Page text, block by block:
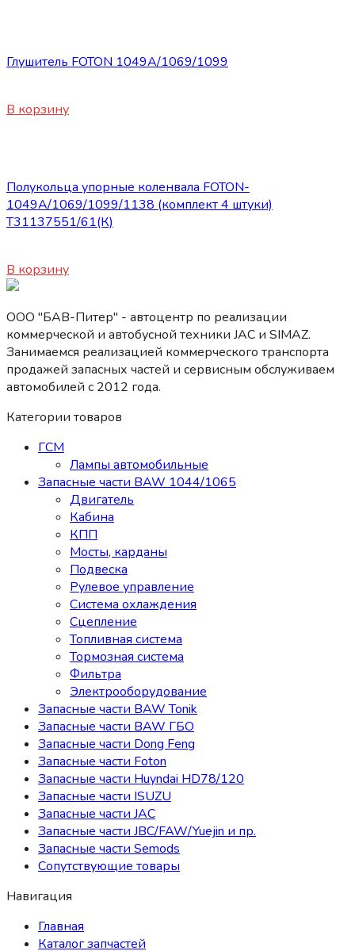
Глушитель FOTON 1049A/1069/1099
В корзину
Полукольца упорные коленвала FOTON-
1049А/1069/1099/1138 (комплект 4 штуки)
Т31137551/61(К)
В корзину
ООО "БАВ-Питер" - автоцентр по реализации
коммерческой и автобусной техники JAC и SIMAZ.
Занимаемся реализацией коммерческого транспорта
продажей запасных частей и сервисным обслуживаем
автомобилей c 2012 года.
Категории товаров
ГСМ
Лампы автомобильные
Запасные части BAW 1044/1065
Двигатель
Кабина
КПП
Мосты, карданы
Подвеска
Рулевое управление
Система охлаждения
Сцепление
Топливная система
Тормозная система
Фильтра
Электрооборудование
Запасные части BAW Tonik
Запасные части BAW ГБО
Запасные части Dong Feng
Запасные части Foton
Запасные части Huyndai HD78/120
Запасные части ISUZU
Запасные части JAC
Запасные части JBC/FAW/Yuejin и пр.
Запасные части Semods
Сопутствующие товары
Навигация
Главная
Каталог запчастей